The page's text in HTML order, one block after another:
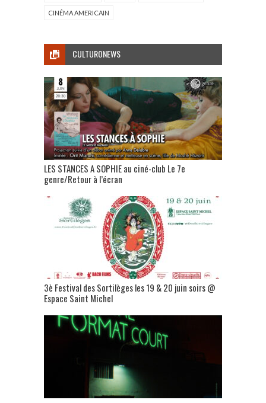
CINÉMA AMERICAIN
CULTURONEWS
LES STANCES A SOPHIE au ciné-club Le 7e
genre/Retour à l’écran
3è Festival des Sortilèges les 19 & 20 juin soirs @
Espace Saint Michel